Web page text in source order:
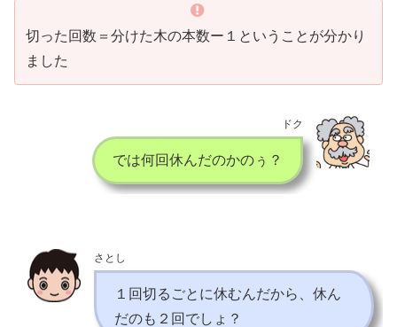
切った回数＝分けた木の本数ー１ということが分かり
ました
ドク
では何回休んだのかのぅ？
さとし
１回切るごとに休むんだから、休ん
だのも２回でしょ？